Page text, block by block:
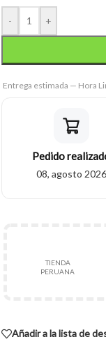
- +
Entrega estimada — Hora
Pedido
08, agosto 2026
TIENDA
PERUANA
Añadir a la lista de